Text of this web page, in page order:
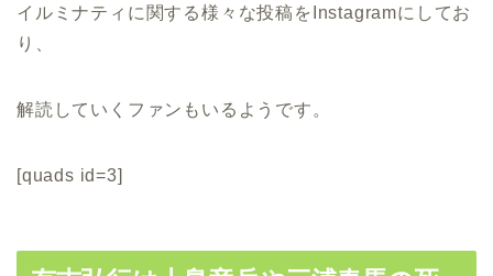
イルミナティに関する様々な投稿をInstagramにしてお
り、
解読していくファンもいるようです。
[quads id=3]